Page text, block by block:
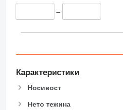
–
Карактеристики
Носивост
Нето тежина